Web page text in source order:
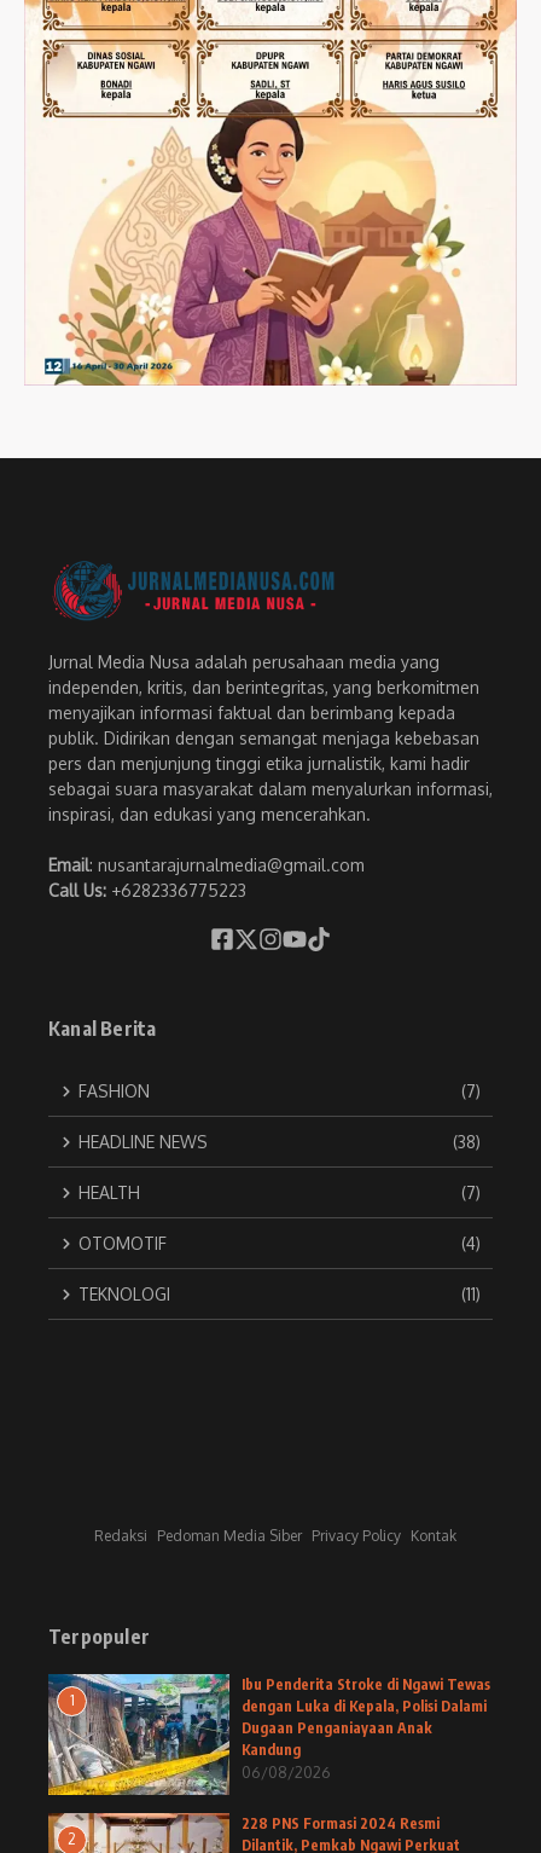
Jurnal Media Nusa adalah perusahaan media yang
independen, kritis, dan berintegritas, yang berkomitmen
menyajikan informasi faktual dan berimbang kepada
publik. Didirikan dengan semangat menjaga kebebasan
pers dan menjunjung tinggi etika jurnalistik, kami hadir
sebagai suara masyarakat dalam menyalurkan informasi,
inspirasi, dan edukasi yang mencerahkan.
Email: nusantarajurnalmedia@gmail.com
Call Us: +6282336775223
Kanal Berita
FASHION (7)
HEADLINE NEWS (38)
HEALTH (7)
OTOMOTIF (4)
TEKNOLOGI (11)
Redaksi Pedoman Media Siber Privacy Policy Kontak
Terpopuler
1
Ibu Penderita Stroke di Ngawi Tewas
dengan Luka di Kepala, Polisi Dalami
Dugaan Penganiayaan Anak
Kandung
06/08/2026
2
228 PNS Formasi 2024 Resmi
Dilantik, Pemkab Ngawi Perkuat